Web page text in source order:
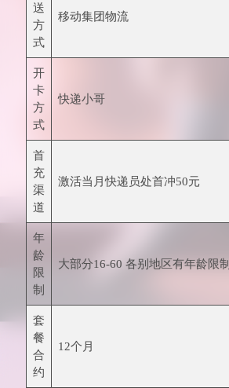
送
方
式
移动集团物流
开
卡
方
式
快递小哥
首
充
渠
道
激活当月快递员处首冲50元
年
龄
限
制
大部分16-60 各别地区有年龄限制
套
餐
合
约
12个月